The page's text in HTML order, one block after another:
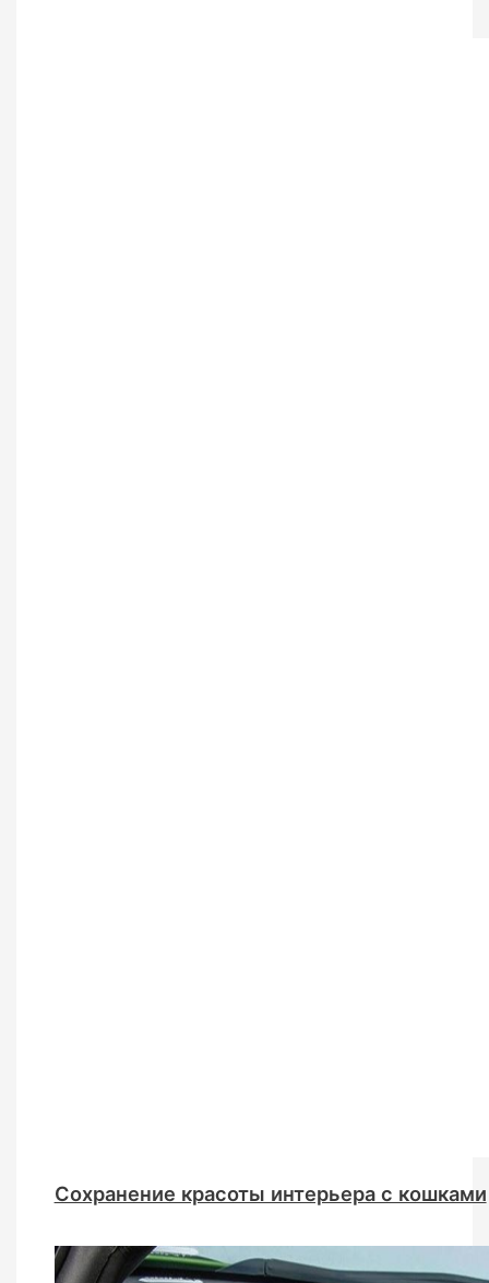
Сохранение красоты интерьера с кошками